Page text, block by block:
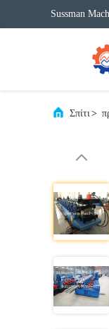
Sussman
Σπίτι>